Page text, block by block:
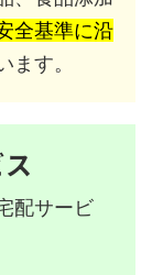
全基準に沿
ます。
配サービ